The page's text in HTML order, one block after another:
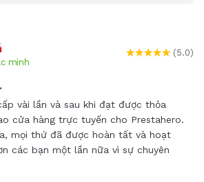
minh
(5.0)
vài lần và sau khi đạt được thỏa
cửa hàng trực tuyến cho Prestahero.
mọi thứ đã được hoàn tất và hoạt
các bạn một lần nữa vì sự chuyên